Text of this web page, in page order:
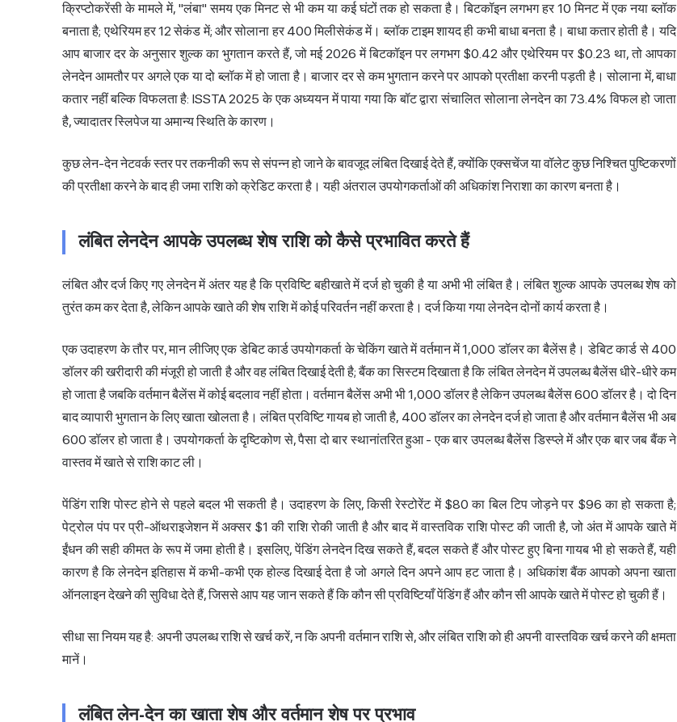
क्रिप्टोकरेंसी के मामले में, "लंबा" समय एक मिनट से भी कम या कई घंटों तक हो सकता है। बिटकॉइन लगभग हर 10 मिनट में एक नया ब्लॉक
बनाता है; एथेरियम हर 12 सेकंड में; और सोलाना हर 400 मिलीसेकंड में। ब्लॉक टाइम शायद ही कभी बाधा बनता है। बाधा कतार होती है। यदि
आप बाजार दर के अनुसार शुल्क का भुगतान करते हैं, जो मई 2026 में बिटकॉइन पर लगभग $0.42 और एथेरियम पर $0.23 था, तो आपका
लेनदेन आमतौर पर अगले एक या दो ब्लॉक में हो जाता है। बाजार दर से कम भुगतान करने पर आपको प्रतीक्षा करनी पड़ती है। सोलाना में, बाधा
कतार नहीं बल्कि विफलता है: ISSTA 2025 के एक अध्ययन में पाया गया कि बॉट द्वारा संचालित सोलाना लेनदेन का 73.4% विफल हो जाता
है, ज्यादातर स्लिपेज या अमान्य स्थिति के कारण।
कुछ लेन-देन नेटवर्क स्तर पर तकनीकी रूप से संपन्न हो जाने के बावजूद लंबित दिखाई देते हैं, क्योंकि एक्सचेंज या वॉलेट कुछ निश्चित पुष्टिकरणों
की प्रतीक्षा करने के बाद ही जमा राशि को क्रेडिट करता है। यही अंतराल उपयोगकर्ताओं की अधिकांश निराशा का कारण बनता है।
लंबित लेनदेन आपके उपलब्ध शेष राशि को कैसे प्रभावित करते हैं
लंबित और दर्ज किए गए लेनदेन में अंतर यह है कि प्रविष्टि बहीखाते में दर्ज हो चुकी है या अभी भी लंबित है। लंबित शुल्क आपके उपलब्ध शेष को
तुरंत कम कर देता है, लेकिन आपके खाते की शेष राशि में कोई परिवर्तन नहीं करता है। दर्ज किया गया लेनदेन दोनों कार्य करता है।
एक उदाहरण के तौर पर, मान लीजिए एक डेबिट कार्ड उपयोगकर्ता के चेकिंग खाते में वर्तमान में 1,000 डॉलर का बैलेंस है। डेबिट कार्ड से 400
डॉलर की खरीदारी की मंजूरी हो जाती है और वह लंबित दिखाई देती है; बैंक का सिस्टम दिखाता है कि लंबित लेनदेन में उपलब्ध बैलेंस धीरे-धीरे कम
हो जाता है जबकि वर्तमान बैलेंस में कोई बदलाव नहीं होता। वर्तमान बैलेंस अभी भी 1,000 डॉलर है लेकिन उपलब्ध बैलेंस 600 डॉलर है। दो दिन
बाद व्यापारी भुगतान के लिए खाता खोलता है। लंबित प्रविष्टि गायब हो जाती है, 400 डॉलर का लेनदेन दर्ज हो जाता है और वर्तमान बैलेंस भी अब
600 डॉलर हो जाता है। उपयोगकर्ता के दृष्टिकोण से, पैसा दो बार स्थानांतरित हुआ - एक बार उपलब्ध बैलेंस डिस्प्ले में और एक बार जब बैंक ने
वास्तव में खाते से राशि काट ली।
पेंडिंग राशि पोस्ट होने से पहले बदल भी सकती है। उदाहरण के लिए, किसी रेस्टोरेंट में $80 का बिल टिप जोड़ने पर $96 का हो सकता है;
पेट्रोल पंप पर प्री-ऑथराइजेशन में अक्सर $1 की राशि रोकी जाती है और बाद में वास्तविक राशि पोस्ट की जाती है, जो अंत में आपके खाते में
ईंधन की सही कीमत के रूप में जमा होती है। इसलिए, पेंडिंग लेनदेन दिख सकते हैं, बदल सकते हैं और पोस्ट हुए बिना गायब भी हो सकते हैं, यही
कारण है कि लेनदेन इतिहास में कभी-कभी एक होल्ड दिखाई देता है जो अगले दिन अपने आप हट जाता है। अधिकांश बैंक आपको अपना खाता
ऑनलाइन देखने की सुविधा देते हैं, जिससे आप यह जान सकते हैं कि कौन सी प्रविष्टियाँ पेंडिंग हैं और कौन सी आपके खाते में पोस्ट हो चुकी हैं।
सीधा सा नियम यह है: अपनी उपलब्ध राशि से खर्च करें, न कि अपनी वर्तमान राशि से, और लंबित राशि को ही अपनी वास्तविक खर्च करने की क्षमता
मानें।
लंबित लेन-देन का खाता शेष और वर्तमान शेष पर प्रभाव